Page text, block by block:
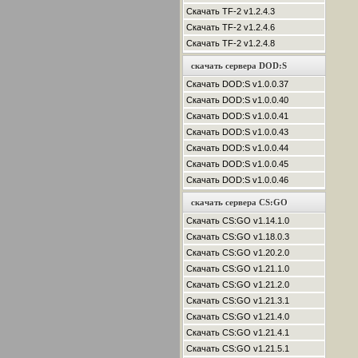
Скачать TF-2 v1.2.4.3
Скачать TF-2 v1.2.4.6
Скачать TF-2 v1.2.4.8
скачать сервера DOD:S
Скачать DOD:S v1.0.0.37
Скачать DOD:S v1.0.0.40
Скачать DOD:S v1.0.0.41
Скачать DOD:S v1.0.0.43
Скачать DOD:S v1.0.0.44
Скачать DOD:S v1.0.0.45
Скачать DOD:S v1.0.0.46
скачать сервера CS:GO
Скачать CS:GO v1.14.1.0
Скачать CS:GO v1.18.0.3
Скачать CS:GO v1.20.2.0
Скачать CS:GO v1.21.1.0
Скачать CS:GO v1.21.2.0
Скачать CS:GO v1.21.3.1
Скачать CS:GO v1.21.4.0
Скачать CS:GO v1.21.4.1
Скачать CS:GO v1.21.5.1